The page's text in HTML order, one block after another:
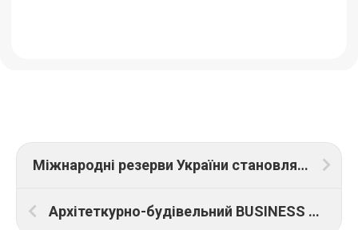
Міжнародні резерви України становлять 35,9 млрд дол. Це рекордний показник з серпня 2011 року
Архітеткурно-будівельний BUSINESS FORUM об’єднає понад 4000 гостей та 3 головні тематичні дискусійні блоки